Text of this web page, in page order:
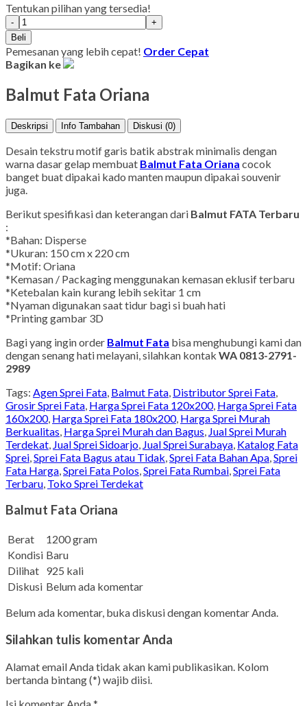
Tentukan pilihan yang tersedia!
-
+
Beli
Pemesanan yang lebih cepat! Order Cepat
Bagikan ke
Balmut Fata Oriana
Deskripsi Info Tambahan Diskusi (0)
Desain tekstru motif garis batik abstrak minimalis dengan
warna dasar gelap membuat Balmut Fata Oriana cocok
banget buat dipakai kado manten maupun dipakai souvenir
juga.
Berikut spesifikasi dan keterangan dari Balmut FATA Terbaru
:
*Bahan: Disperse
*Ukuran: 150 cm x 220 cm
*Motif: Oriana
*Kemasan / Packaging menggunakan kemasan eklusif terbaru
*Ketebalan kain kurang lebih sekitar 1 cm
*Nyaman digunakan saat tidur bagi si buah hati
*Printing gambar 3D
Bagi yang ingin order Balmut Fata bisa menghubungi kami dan
dengan senang hati melayani, silahkan kontak WA 0813-2791-
2989
Tags: Agen Sprei Fata Balmut Fata Distributor Sprei Fata
Grosir Sprei Fata Harga Sprei Fata 120x200, Harga Sprei Fata
160x200, Harga Sprei Fata 180x200, Harga Sprei Murah
Berkualitas Harga Sprei Murah dan Bagus Jual Sprei Murah
Terdekat Jual Sprei Sidoarjo Jual Sprei Surabaya Katalog Fata
Sprei Sprei Fata Bagus atau Tidak Sprei Fata Bahan Apa Sprei
Fata Harga Sprei Fata Polos Sprei Fata Rumbai Sprei Fata
Terbaru Toko Sprei Terdekat
Balmut Fata Oriana
Berat
1200 gram
Kondisi Baru
Dilihat 925 kali
Diskusi Belum ada komentar
Belum ada komentar, buka diskusi dengan komentar Anda.
Silahkan tulis komentar Anda
Alamat email Anda tidak akan kami publikasikan. Kolom
bertanda bintang (*) wajib diisi.
Isi komentar Anda*